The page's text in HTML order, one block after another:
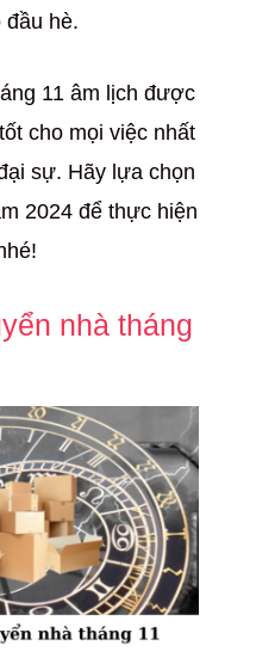
hè.
11 âm lịch được
cho mọi việc nhất
sự. Hãy lựa chọn
2024 để thực hiện
nhà tháng